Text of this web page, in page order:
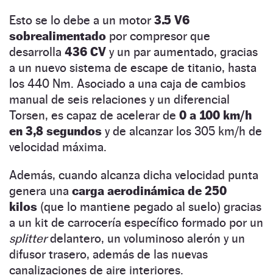
Esto se lo debe a un motor 3.5 V6
sobrealimentado por compresor que
desarrolla 436 CV y un par aumentado, gracias
a un nuevo sistema de escape de titanio, hasta
los 440 Nm. Asociado a una caja de cambios
manual de seis relaciones y un diferencial
Torsen, es capaz de acelerar de 0 a 100 km/h
en 3,8 segundos y de alcanzar los 305 km/h de
velocidad máxima.
Además, cuando alcanza dicha velocidad punta
genera una carga aerodinámica de 250
kilos (que lo mantiene pegado al suelo) gracias
a un kit de carrocería específico formado por un
splitterdelantero, un voluminoso alerón y un
difusor trasero, además de las nuevas
canalizaciones de aire interiores.